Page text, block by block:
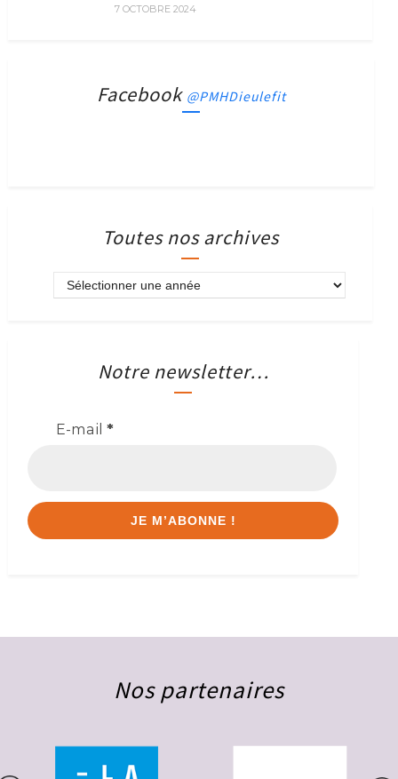
7 OCTOBRE 2024
Facebook @PMHDieulefit
Toutes nos archives
Notre newsletter…
E-mail *
Nos partenaires